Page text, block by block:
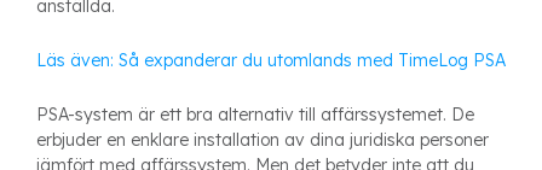
anställda.
Läs även: Så expanderar du utomlands med TimeLog PSA
PSA-system är ett bra alternativ till affärssystemet. De
erbjuder en enklare installation av dina juridiska personer
jämfört med affärssystem. Men det betyder inte att du